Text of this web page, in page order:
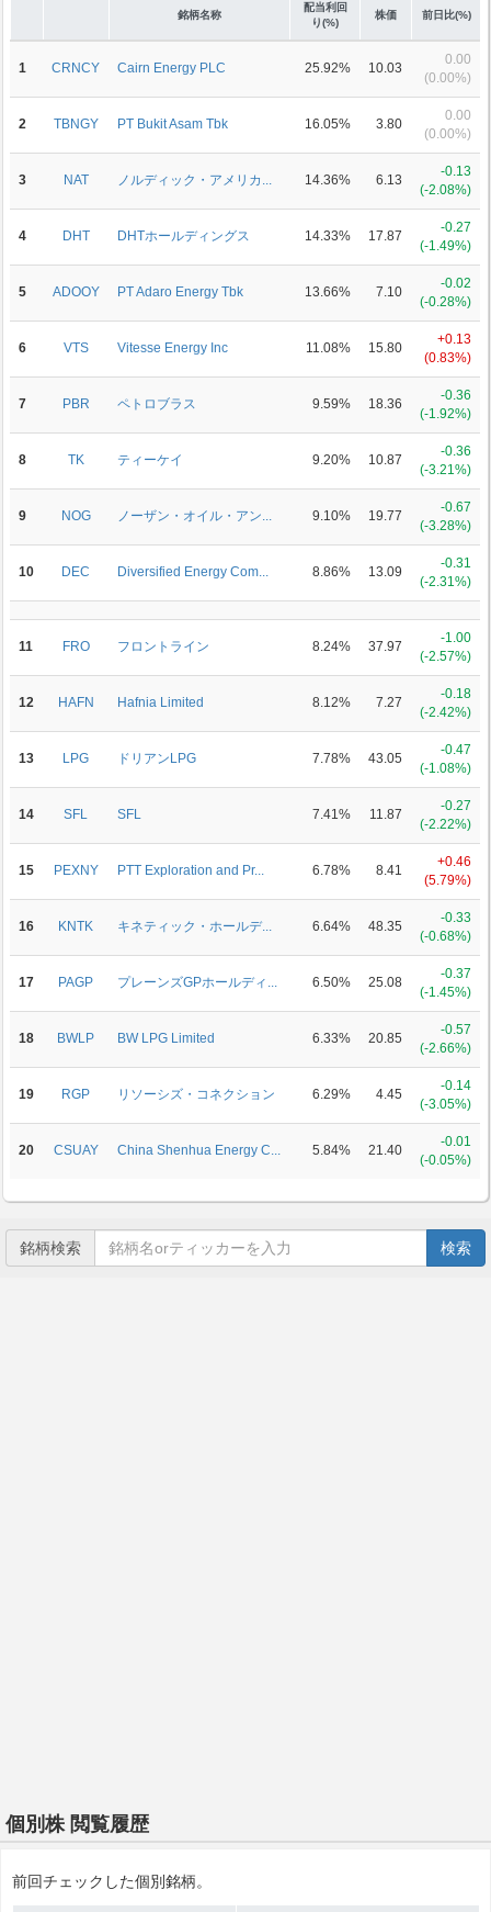
銘柄名称
配当利回
り(%)
株価 前日比(%)
1 CRNCY Cairn Energy PLC 25.92% 10.03
0.00
(0.00%)
2 TBNGY PT Bukit Asam Tbk 16.05% 3.80
0.00
(0.00%)
3 NAT ノルディック・アメリカ... 14.36% 6.13
-0.13
(-2.08%)
4 DHT DHTホールディングス 14.33% 17.87
-0.27
(-1.49%)
5 ADOOY PT Adaro Energy Tbk 13.66% 7.10
-0.02
(-0.28%)
6 VTS Vitesse Energy Inc 11.08% 15.80
+0.13
(0.83%)
7 PBR ペトロブラス 9.59% 18.36
-0.36
(-1.92%)
8 TK ティーケイ 9.20% 10.87
-0.36
(-3.21%)
9 NOG ノーザン・オイル・アン... 9.10% 19.77
-0.67
(-3.28%)
10 DEC Diversified Energy Com... 8.86% 13.09
-0.31
(-2.31%)
11 FRO フロントライン 8.24% 37.97
-1.00
(-2.57%)
12 HAFN Hafnia Limited 8.12% 7.27
-0.18
(-2.42%)
13 LPG ドリアンLPG 7.78% 43.05
-0.47
(-1.08%)
14 SFL SFL 7.41% 11.87
-0.27
(-2.22%)
15 PEXNY PTT Exploration and Pr... 6.78% 8.41
+0.46
(5.79%)
16 KNTK キネティック・ホールデ... 6.64% 48.35
-0.33
(-0.68%)
17 PAGP プレーンズGPホールディ... 6.50% 25.08
-0.37
(-1.45%)
18 BWLP BW LPG Limited 6.33% 20.85
-0.57
(-2.66%)
19 RGP リソーシズ・コネクション 6.29% 4.45
-0.14
(-3.05%)
20 CSUAY China Shenhua Energy C... 5.84% 21.40
-0.01
(-0.05%)
銘柄検索 検索
個別株 閲覧履歴
前回チェックした個別銘柄。